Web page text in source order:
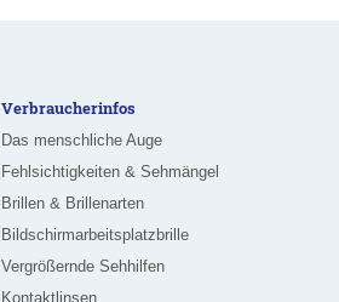
Verbraucherinfos
Das menschliche Auge
Fehlsichtigkeiten & Sehmängel
Brillen & Brillenarten
Bildschirmarbeitsplatzbrille
Vergrößernde Sehhilfen
Kontaktlinsen